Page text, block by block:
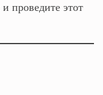
проведите этот